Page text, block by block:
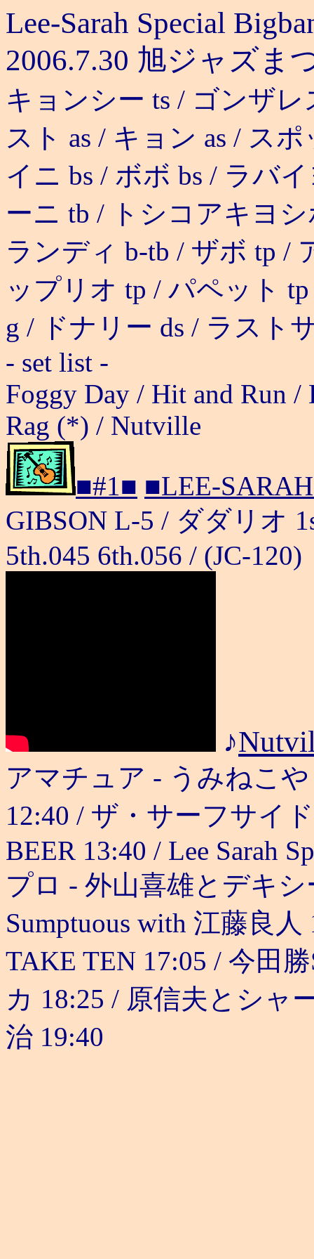
Lee-Sarah Special
2006.7.30 旭ジャズま
キョンシー ts / ゴンザレ
スト as / キョン as / ス
イニ bs / ボボ bs / ラバ
ーニ tb / トシコアキヨ
ランディ b-tb / ザボ tp /
ップリオ tp / パペット
g / ドナリー ds / ラスト
- set list -
Foggy Day / Hit and Run
Rag (*) / Nutville
■#1■ ■LEE-
GIBSON L-5 / ダダリオ
5th.045 6th.056 / (JC-120)
♪
アマチュア - うみねこや
12:40 / ザ・サーフサイ
BEER 13:40 / Lee Sarah
プロ - 外山喜雄とデキ
Sumptuous with 江藤良
TAKE TEN 17:05 / 今田
カ 18:25 / 原信夫とシャ
治 19:40